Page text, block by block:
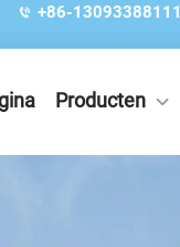
+86-13093388111
Producten